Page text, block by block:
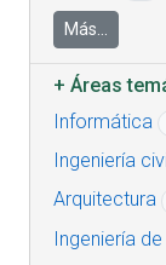
Más...
+Áreas
Informática
Ingeniería
Arquitectura
Ingeniería